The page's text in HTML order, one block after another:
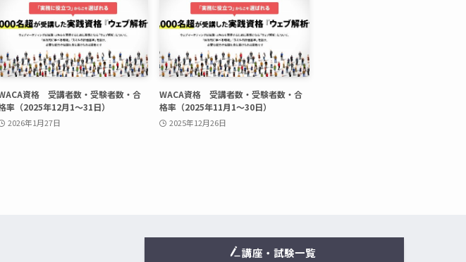
資格 受講者数・受験者数・合
率（2025年12月1〜31日）
2026年1月27日
WACA資格 受講者数・受験者数・合
格率（2025年11月1〜30日）
2025年12月26日
講座・試験一覧